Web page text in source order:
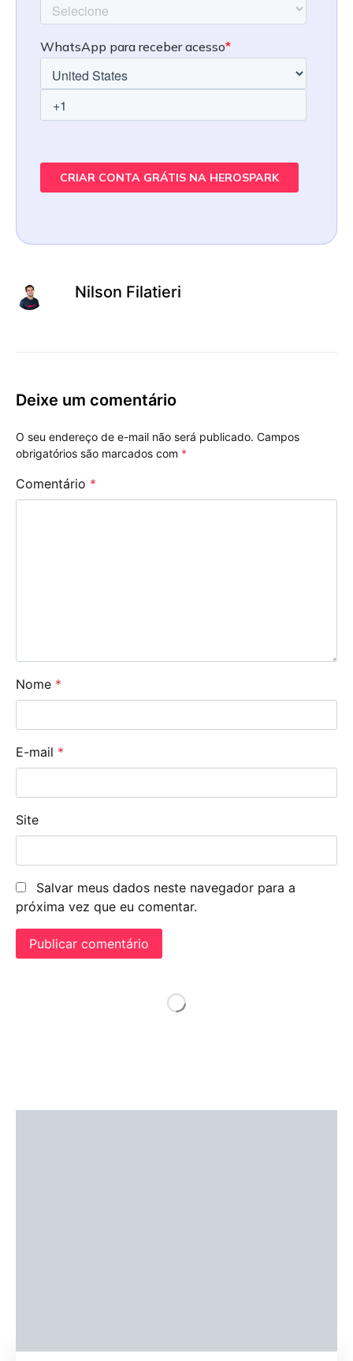
Nilson Filatieri
Deixe um comentário
O seu endereço de e-mail não será publicado. Campos
obrigatórios são marcados com *
Comentário *
Nome *
E-mail *
Site
Salvar meus dados neste navegador para a
próxima vez que eu comentar.